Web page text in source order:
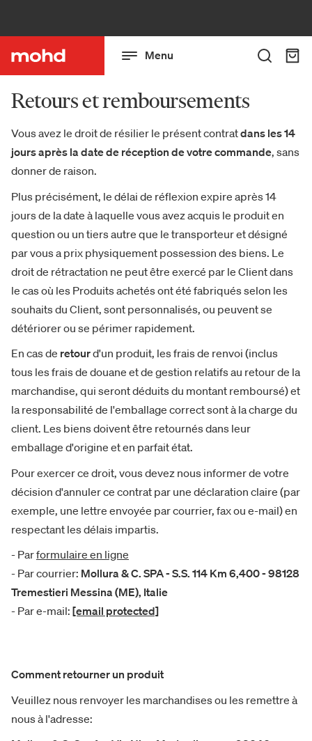
Menu
Retours et remboursements
Vous avez le droit de résilier le présent contratdans les 14
jours après la date de réception de votre commande, sans
donner de raison.
Plus précisément, le délai de réflexion expire après 14
jours de la date à laquelle vous avez acquis le produit en
question ou un tiers autre que le transporteur et désigné
par vous a prix physiquement possession des biens. Le
droit de rétractation ne peut être exercé par le Client dans
le cas où les Produits achetés ont été fabriqués selon les
souhaits du Client, sont personnalisés, ou peuvent se
détériorer ou se périmer rapidement.
En cas de retourd'un produit, les frais de renvoi (inclus
tous les frais de douane et de gestion relatifs au retour de la
marchandise, qui seront déduits du montant remboursé) et
la responsabilité de l'emballage correct sont à la charge du
client. Les biens doivent être retournés dans leur
emballage d'origine et en parfait état.
Pour exercer ce droit, vous devez nous informer de votre
décision d'annuler ce contrat par une déclaration claire (par
exemple, une lettre envoyée par courrier, fax ou e-mail) en
respectant les délais impartis.
- Parformulaire en ligne
- Par courrier: Mollura & C. SPA - S.S. 114 Km 6,400 - 98128
Tremestieri Messina (ME), Italie
- Par e-mail: [email protected]
Comment retourner un produit
Veuillez nous renvoyer les marchandises ou les remettre à
nous à l'adresse: